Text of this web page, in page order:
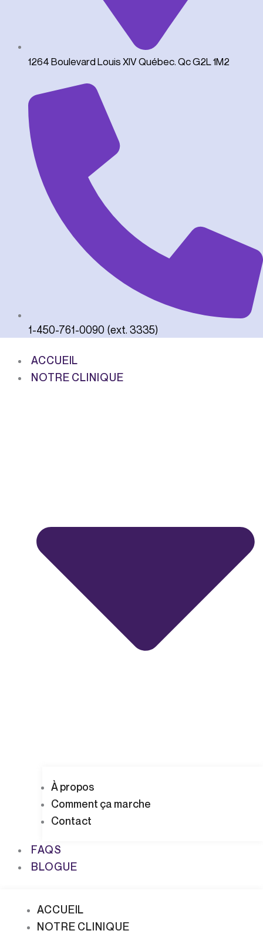
1264 Boulevard Louis XIV Québec. Qc G2L 1M2
1-450-761-0090 (ext. 3335)
ACCUEIL
NOTRE CLINIQUE
À propos
Comment ça marche
Contact
FAQS
BLOGUE
ACCUEIL
NOTRE CLINIQUE